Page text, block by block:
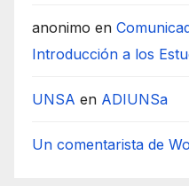
anonimo en
Introducción a los
UNSA en ADIUNSa
Un comentarista de